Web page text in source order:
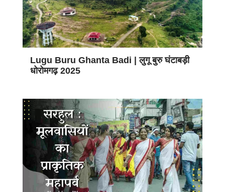
Lugu Buru Ghanta Badi | लुगू बुरु घंटाबड़ी
धोरोमगढ़ 2025